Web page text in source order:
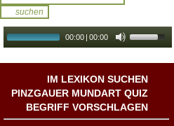
00:00 | 00:00
IM LEXIKON SUCHEN
PINZGAUER MUNDART QUIZ
BEGRIFF VORSCHLAGEN